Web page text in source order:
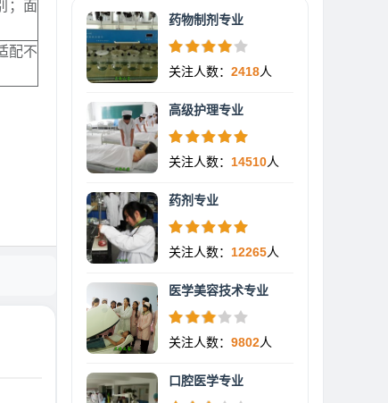
；面
配不
药物制剂专业
关注人数： 2418人
高级护理专业
关注人数： 14510人
药剂专业
关注人数： 12265人
医学美容技术专业
关注人数： 9802人
口腔医学专业